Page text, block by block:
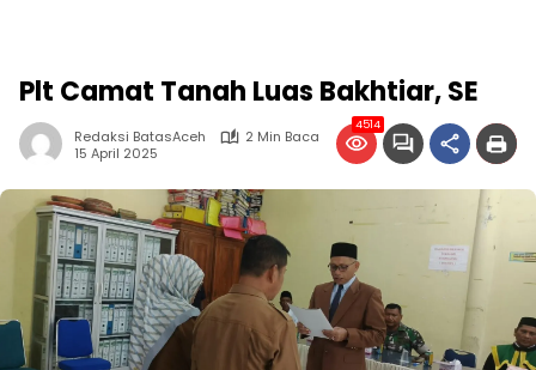
Plt Camat Tanah Luas Bakhtiar, SE
Redaksi BatasAceh
2 Min Baca
15 April 2025
4514